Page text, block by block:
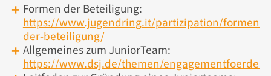
Formen der Beteiligung:
https://www.jugendring.it/partizipation/formen-
der-beteiligung/
Allgemeines zum JuniorTeam:
https://www.dsj.de/themen/